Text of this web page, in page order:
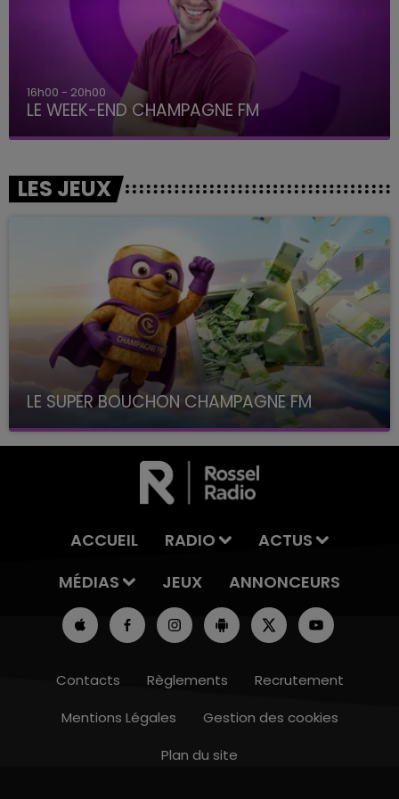
7h00 - 12h00
16h00 - 20h00
LE WEEK-END CHAMPAGNE FM
LES JEUX
LE SUPER BOUCHON CHAMPAGNE FM
avec La Famille Champagne FM, à 8H10
ACCUEIL RADIO
ACTUS
MÉDIAS
JEUX ANNONCEURS
Contacts Règlements
Recrutement
Mentions Légales
Gestion des cookies
Plan du site